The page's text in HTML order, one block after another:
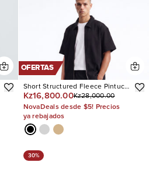
OFERTAS
Short Structured Fleece Pintuck
Relaxed
Kz16,800.00Kz28,000.00
NovaDeals desde $5! Precios
ya rebajados
30%